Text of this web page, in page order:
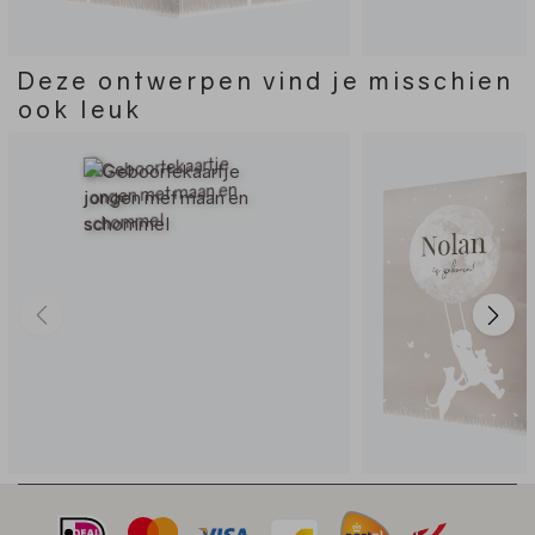
Deze ontwerpen vind je misschien
ook leuk